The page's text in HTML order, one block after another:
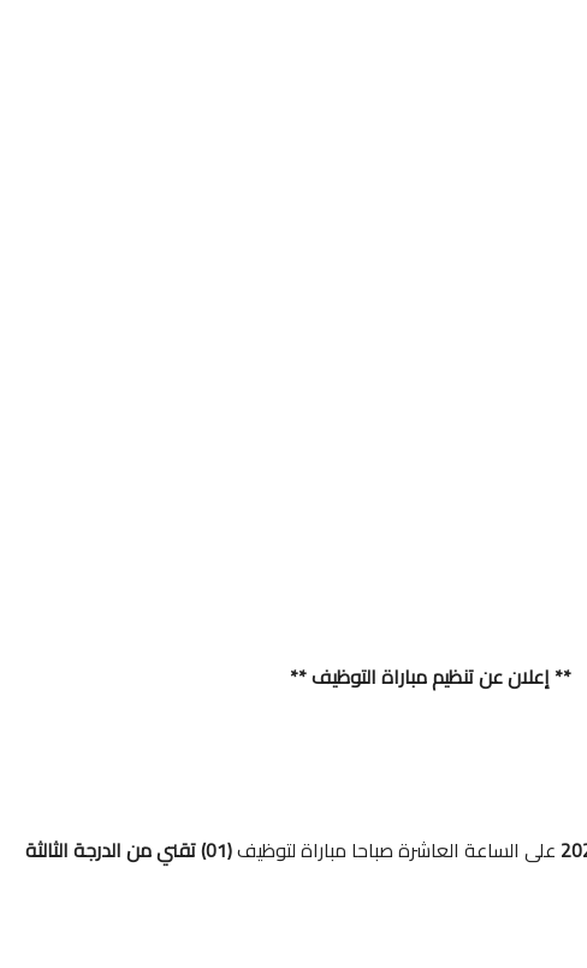
** إعلان عن تنظيم مباراة التوظيف **
على الساعة العاشرة صباحا مباراة لتوظيف
(01) تقني من الدرجة الثالثة